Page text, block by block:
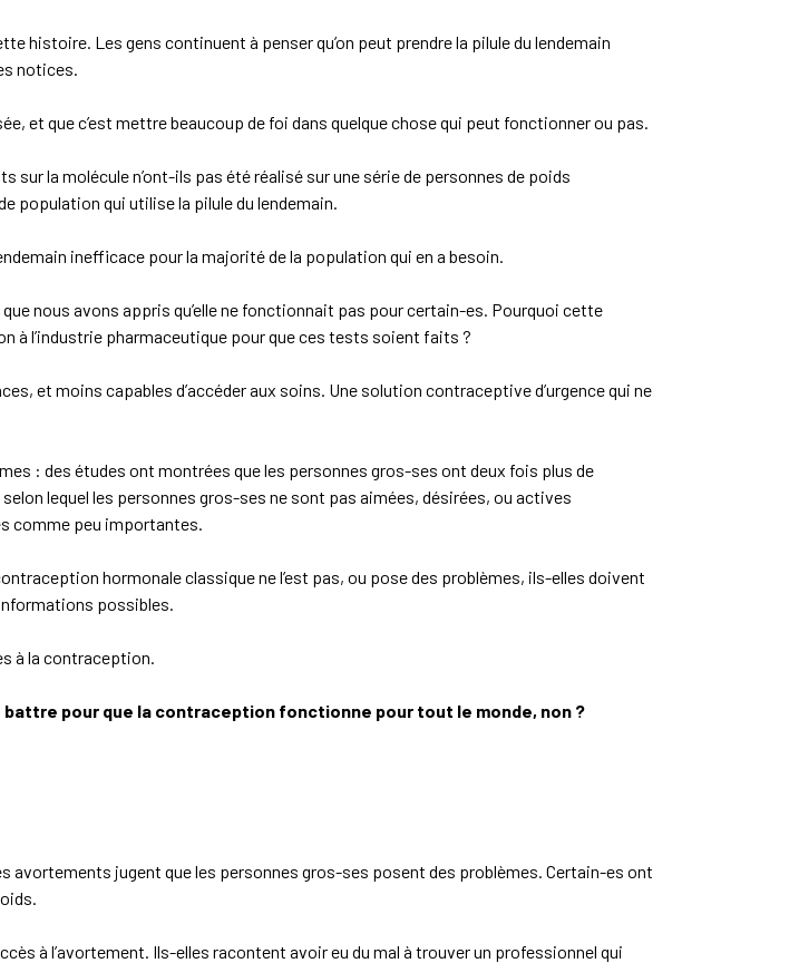
Les gens continuent à penser qu’on peut prendre la pilule du lendemain
notices.
et que c’est mettre beaucoup de foi dans quelque chose qui peut fonctionner ou pas.
la molécule n’ont-ils pas été réalisé sur une série de personnes de poids
population qui utilise la pilule du lendemain.
inefficace pour la majorité de la population qui en a besoin.
nous avons appris qu’elle ne fonctionnait pas pour certain-es. Pourquoi cette
à l’industrie pharmaceutique pour que ces tests soient faits ?
et moins capables d’accéder aux soins. Une solution contraceptive d’urgence qui ne
: des études ont montrées que les personnes gros-ses ont deux fois plus de
lequel les personnes gros-ses ne sont pas aimées, désirées, ou actives
comme peu importantes.
hormonale classique ne l’est pas, ou pose des problèmes, ils-elles doivent
possibles.
à la contraception.
pour que la contraception fonctionne pour tout le monde, non ?
avortements jugent que les personnes gros-ses posent des problèmes. Certain-es ont
à l’avortement. Ils-elles racontent avoir eu du mal à trouver un professionnel qui